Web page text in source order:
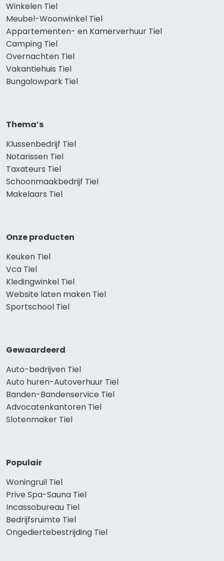
Winkelen Tiel
Meubel-Woonwinkel Tiel
Appartementen- en Kamerverhuur Tiel
Camping Tiel
Overnachten Tiel
Vakantiehuis Tiel
Bungalowpark Tiel
Thema’s
Klussenbedrijf Tiel
Notarissen Tiel
Taxateurs Tiel
Schoonmaakbedrijf Tiel
Makelaars Tiel
Onze producten
Keuken Tiel
Vca Tiel
Kledingwinkel Tiel
Website laten maken Tiel
Sportschool Tiel
Gewaardeerd
Auto-bedrijven Tiel
Auto huren-Autoverhuur Tiel
Banden-Bandenservice Tiel
Advocatenkantoren Tiel
Slotenmaker Tiel
Populair
Woningruil Tiel
Prive Spa-Sauna Tiel
Incassobureau Tiel
Bedrijfsruimte Tiel
Ongediertebestrijding Tiel